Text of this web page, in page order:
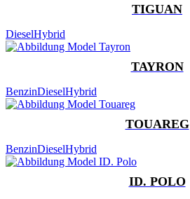
TIGUAN
DieselHybrid
TAYRON
BenzinDieselHybrid
TOUAREG
BenzinDieselHybrid
ID. POLO